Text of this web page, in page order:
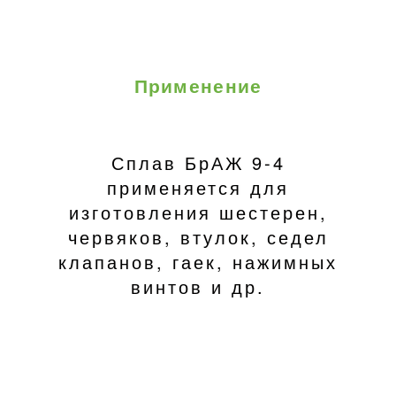
Применение
Сплав БрАЖ 9-4
применяется для
изготовления шестерен,
червяков, втулок, седел
клапанов, гаек, нажимных
винтов и др.